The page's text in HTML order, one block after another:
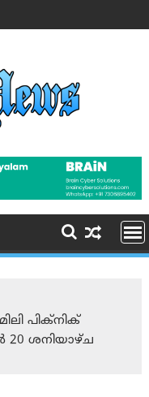
പിക്‌നിക്
ശനിയാഴ്ച